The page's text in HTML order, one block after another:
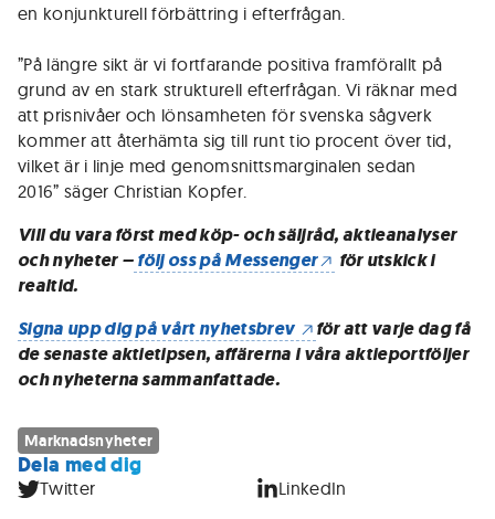
en konjunkturell förbättring i efterfrågan.
”På längre sikt är vi fortfarande positiva framförallt på
grund av en stark strukturell efterfrågan. Vi räknar med
att prisnivåer och lönsamheten för svenska sågverk
kommer att återhämta sig till runt tio procent över tid,
vilket är i linje med genomsnittsmarginalen sedan
2016” säger Christian Kopfer.
Vill du vara först med köp- och säljråd, aktieanalyser
och nyheter –följ oss på Messenger
för utskick i
realtid.
Signa upp dig på vårt nyhetsbrev
för att varje dag få
de senaste aktietipsen, affärerna i våra aktieportföljer
och nyheterna sammanfattade.
Marknadsnyheter
Dela med dig
Twitter LinkedIn